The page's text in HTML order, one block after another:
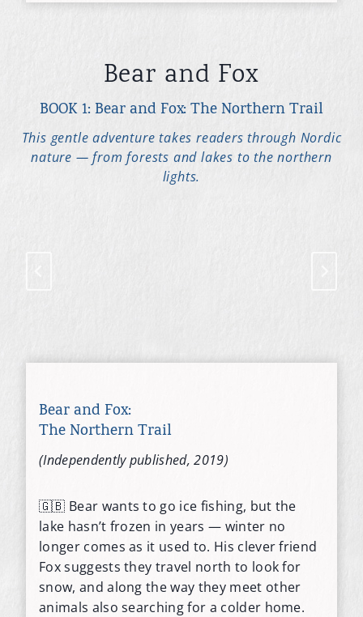
Bear and Fox
BOOK 1: Bear and Fox: The Northern Trail
This gentle adventure takes readers through Nordic
nature — from forests and lakes to the northern
lights.
Bear and Fox:
The Northern Trail
(Independently published, 2019)
🇬🇧 Bear wants to go ice fishing, but the
lake hasn’t frozen in years — winter no
longer comes as it used to. His clever friend
Fox suggests they travel north to look for
snow, and along the way they meet other
animals also searching for a colder home.